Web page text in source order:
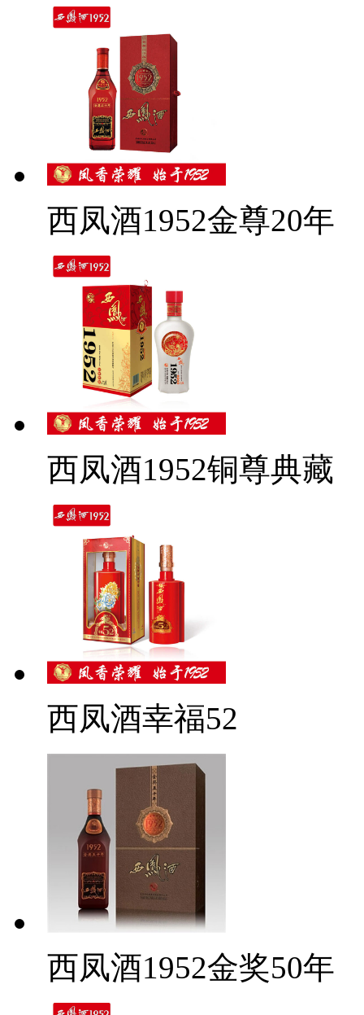
西凤酒1952金尊20年
西凤酒1952铜尊典藏
西凤酒幸福52
西凤酒1952金奖50年